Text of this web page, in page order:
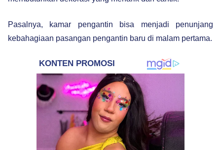
Pasalnya, kamar pengantin bisa menjadi penunjang
kebahagiaan pasangan pengantin baru di malam pertama.